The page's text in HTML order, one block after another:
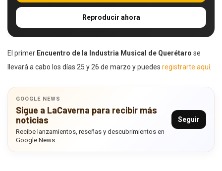
Reproducir ahora
El primer Encuentro de la Industria Musical de Querétaro se
llevará a cabo los días 25 y 26 de marzo y puedes registrarte aquí.
GOOGLE NEWS
Sigue a LaCaverna para recibir más
noticias
Recibe lanzamientos, reseñas y descubrimientos en
Google News.
Seguir